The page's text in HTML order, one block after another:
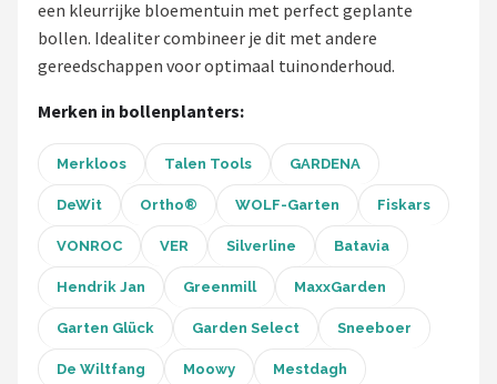
Husqvarna
WORX
Einhell
Synx Tools
Fiskars
een kleurrijke bloementuin met perfect geplante
bollen. Idealiter combineer je dit met andere
gereedschappen voor optimaal tuinonderhoud.
Merken in bollenplanters:
Merkloos Talen Tools GARDENA
DeWit Ortho® WOLF-Garten Fiskars
VONROC VER Silverline Batavia
Hendrik Jan Greenmill MaxxGarden
Garten Glück Garden Select Sneeboer
De Wiltfang Moowy Mestdagh